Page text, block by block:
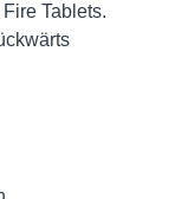
Tablets.